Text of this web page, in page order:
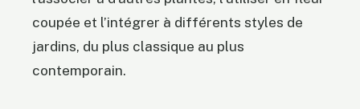
coupée et l’intégrer à différents styles de
jardins, du plus classique au plus
contemporain.